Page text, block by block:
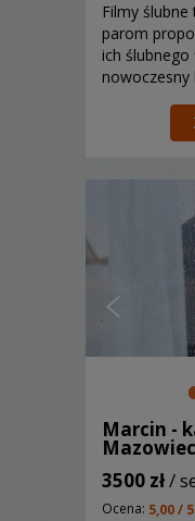
Filmy
parom
ich ślubnego
nowoczesny
Marcin -
3500 zł/
Ocena: 5,00 / 5